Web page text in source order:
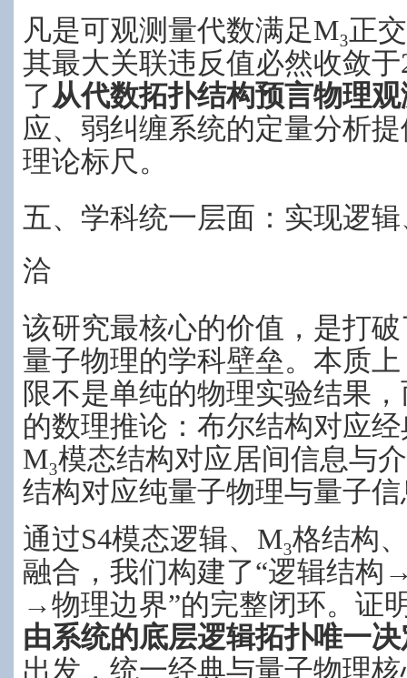
凡是可观测量代数满足M₃正
其最大关联违反值必然收敛
了从代数拓扑结构预言物理
应、弱纠缠系统的定量分析
理论标尺。
五、学科统一层面：实现逻
洽
该研究最核心的价值，是打
量子物理的学科壁垒。本质
限不是单纯的物理实验结果
的数理推论：布尔结构对应
M₃模态结构对应居间信息与
结构对应纯量子物理与量子
通过S4模态逻辑、M₃格结构
融合，我们构建了“逻辑结
→物理边界”的完整闭环。证
由系统的底层逻辑拓扑唯一
出发，统一经典与量子物理